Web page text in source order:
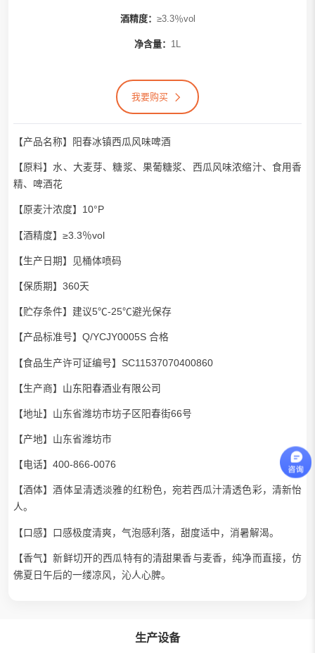
酒精度： ≥3.3％vol
净含量： 1L
我要购买
【产品名称】阳春冰镇西瓜风味啤酒
【原料】水、大麦芽、糖浆、果葡糖浆、西瓜风味浓缩汁、食用香
精、啤酒花
【原麦汁浓度】10°P
【酒精度】≥3.3％vol
【生产日期】见桶体喷码
【保质期】360天
【贮存条件】建议5℃-25℃避光保存
【产品标准号】Q/YCJY0005S 合格
【食品生产许可证编号】SC11537070400860
【生产商】 山东阳春酒业有限公司
【地址】山东省潍坊市坊子区阳春街66号
【产地】山东省潍坊市
【电话】400-866-0076
【酒体】酒体呈清透淡雅的红粉色，宛若西瓜汁清透色彩，清新怡
人。
【口感】口感极度清爽，气泡感利落，甜度适中，消暑解渴。
【香气】新鲜切开的西瓜特有的清甜果香与麦香，纯净而直接，仿
佛夏日午后的一缕凉风，沁人心脾。
生产设备